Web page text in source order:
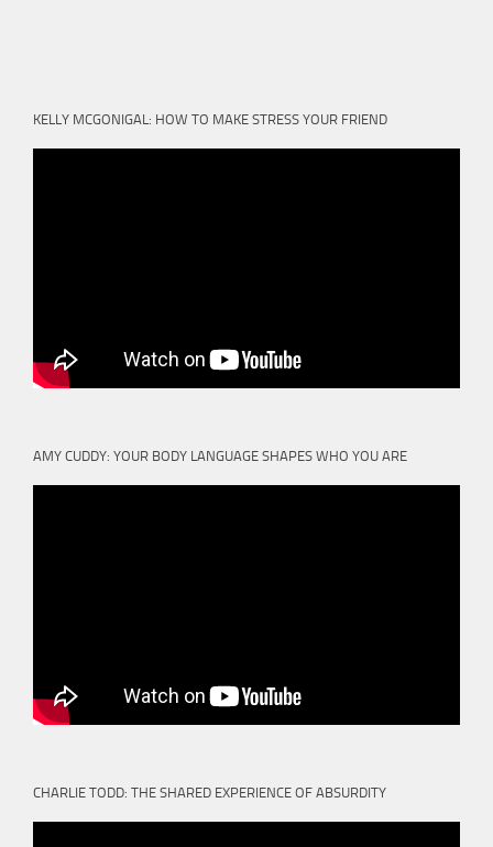
KELLY MCGONIGAL: HOW TO MAKE STRESS YOUR FRIEND
AMY CUDDY: YOUR BODY LANGUAGE SHAPES WHO YOU ARE
CHARLIE TODD: THE SHARED EXPERIENCE OF ABSURDITY